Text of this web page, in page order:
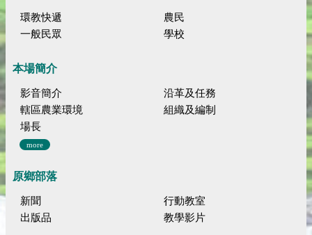
環教快遞
農民
一般民眾
學校
本場簡介
影音簡介
沿革及任務
轄區農業環境
組織及編制
場長
more
原鄉部落
新聞
行動教室
出版品
教學影片